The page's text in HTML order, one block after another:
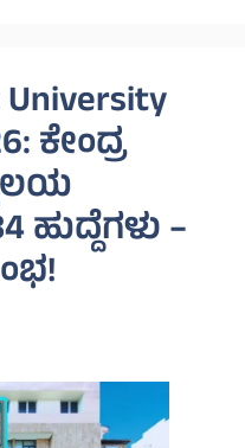
ಕೇಂದ್ರ
ಹುದ್ದೆಗಳು –